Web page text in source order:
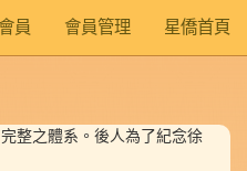
員 會員管理 星僑首頁
整之體系。後人為了紀念徐